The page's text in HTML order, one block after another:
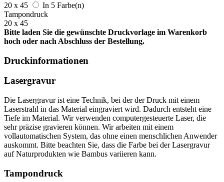
20 x 45
In 5 Farbe(n)
Tampondruck
20 x 45
Bitte laden Sie die gewünschte Druckvorlage im Warenkorb
hoch oder nach Abschluss der Bestellung.
Druckinformationen
Lasergravur
Die Lasergravur ist eine Technik, bei der der Druck mit einem
Laserstrahl in das Material eingraviert wird. Dadurch entsteht eine
Tiefe im Material. Wir verwenden computergesteuerte Laser, die
sehr präzise gravieren können. Wir arbeiten mit einem
vollautomatischen System, das ohne einen menschlichen Anwender
auskommt. Bitte beachten Sie, dass die Farbe bei der Lasergravur
auf Naturprodukten wie Bambus variieren kann.
Tampondruck